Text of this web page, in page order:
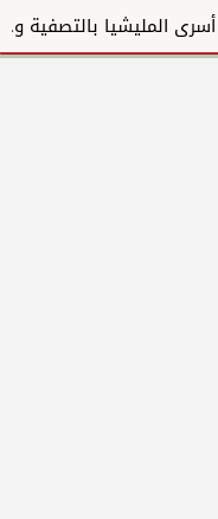
استلام 27 مركبة قتالية.. وتهديد أسرى المليشيا بالتصفية وخطف الأسر